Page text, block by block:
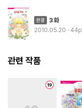
3화
2010.05.20 · 44p
관련 작품